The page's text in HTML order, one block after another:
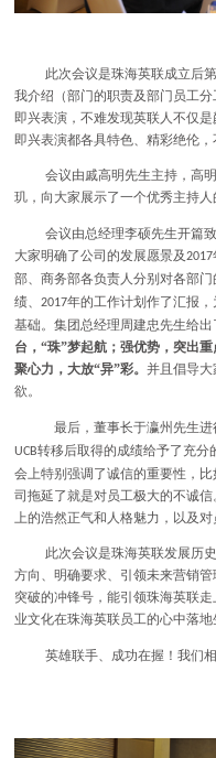
此次会议是珠海英联成立后
我介绍（部门的职责及部门员工
即兴表演，不难发现英联人不仅
即兴表演都各具特色、精彩绝伦，
会议由戚高明先生主持，高
玑，向大家展示了一个优秀主持人
会议由总经理李硕先生开篇
大家明确了公司的发展愿景及2017
部、商务部各负责人分别对各部
绩、2017年的工作计划作了汇报
基础。集团总经理周建忠先生给
台，“珠”梦起航；强优势，突出
聚心力，大放“异”彩。并且倡导
欲。
最后，董事长于瀛州先生
UCB转移后取得的成绩给予了充分
会上特别强调了诚信的重要性，
司拖延了就是对员工极大的不诚
上的浩然正气和人格魅力，以及
此次会议是珠海英联发展历
方向、明确要求、引领未来营销
突破的冲锋号，能引领珠海英联
业文化在珠海英联员工的心中落地
英雄联手、成功在握！我们